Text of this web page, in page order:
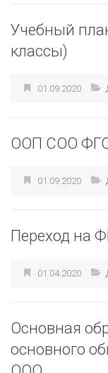
Учебный
классы)
01.09.2020
ООП СОО
01.09.2020
Переход на
01.04.2020
Основная
основного